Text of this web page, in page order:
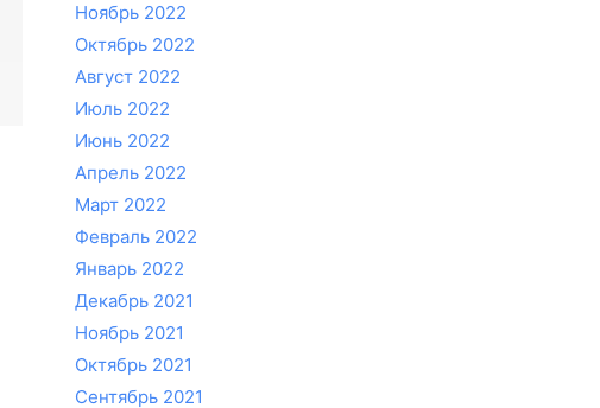
Ноябрь 2022
Октябрь 2022
Август 2022
Июль 2022
Июнь 2022
Апрель 2022
Март 2022
Февраль 2022
Январь 2022
Декабрь 2021
Ноябрь 2021
Октябрь 2021
Сентябрь 2021